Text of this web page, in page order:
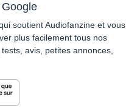
soutient Audiofanzine et vous
plus facilement tous nos
avis, petites annonces,